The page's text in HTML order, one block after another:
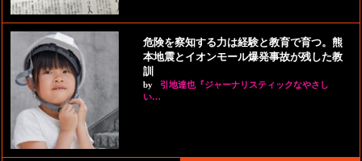
危険を察知する力は経験と教育で育つ。熊
本地震とイオンモール爆発事故が残した教
訓
by
引地達也『ジャーナリスティックなやさし
い…